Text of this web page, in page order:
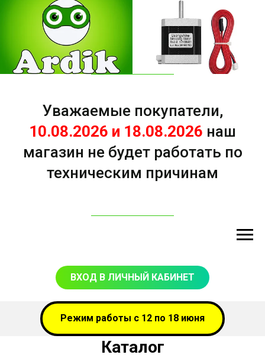
Уважаемые покупатели,
10.08.2026 и 18.08.2026 наш
магазин не будет работать по
техническим причинам
ВХОД В ЛИЧНЫЙ КАБИНЕТ
Режим работы с 12 по 18 июня
Каталог